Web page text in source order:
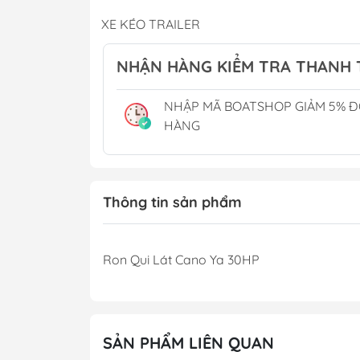
Thùng Xăng
Lọc Khử Mùi
XE KÉO TRAILER
THUYỀN BUỒM
CẮM TRẠI CAMPING
Phụ Kiện Hồ Cá - Bể Cá
NHẬN HÀNG KIỂM TRA THANH
NHẬP MÃ BOATSHOP GIẢM 5%
HÀNG
Thông tin sản phẩm
Ron Qui Lát Cano Ya 30HP
SẢN PHẨM LIÊN QUAN